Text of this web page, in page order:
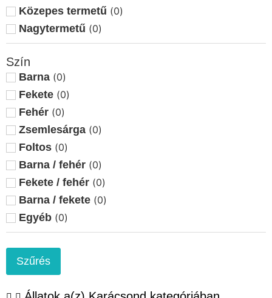
Ercsi (0)
Esztergom (0 )
Etyek (0)
Felsőszentiván
Győr ( 0)
Győrság (
Győrszemere
Hajmáskér (0 )
Hatvan (0
Herend (0)
Jászfényszaru (0
Kaposvár (0)
Karácsond
Kerekegyháza
Kisvárda
Kocs
0
Közepes termetű (0)
Nagytermetű (0)
Szín
Barna (0)
Fekete (0)
Fehér (0)
Zsemlesárga (0)
Foltos (0)
Barna / fehér (0)
Fekete / fehér (0)
Barna / fekete (0)
Egyéb (0)
Szűrés